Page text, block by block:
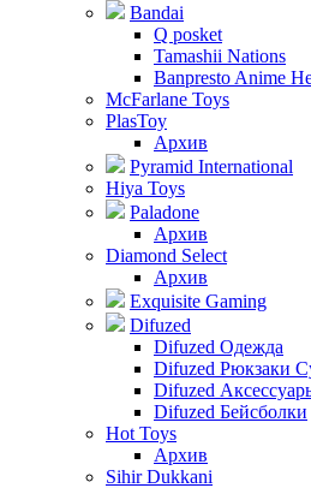
Bandai
Q posket
Tamashii Nations
Banpresto Anime
McFarlane Toys
PlasToy
Архив
Pyramid International
Hiya Toys
Paladone
Архив
Diamond Select
Архив
Exquisite Gaming
Difuzed
Difuzed Одежда
Difuzed Рюкзаки
Difuzed
Difuzed Бейсболки
Hot Toys
Архив
Sihir Dukkani